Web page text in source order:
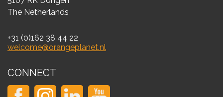
The Netherlands
+31 (0)162 38 44 22
welcome@orangeplanet.nl
CONNECT